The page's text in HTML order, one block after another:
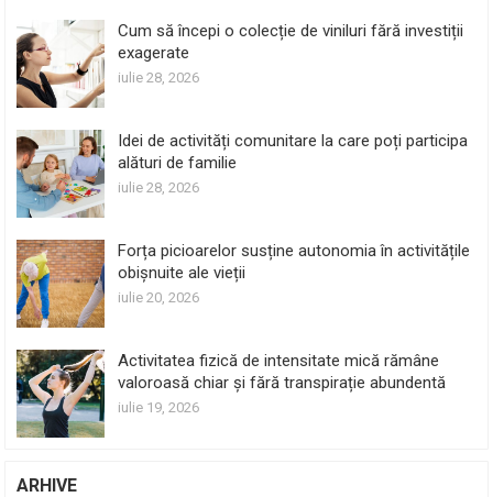
Cum să începi o colecție de viniluri fără investiții
exagerate
iulie 28, 2026
Idei de activități comunitare la care poți participa
alături de familie
iulie 28, 2026
Forța picioarelor susține autonomia în activitățile
obișnuite ale vieții
iulie 20, 2026
Activitatea fizică de intensitate mică rămâne
valoroasă chiar și fără transpirație abundentă
iulie 19, 2026
ARHIVE